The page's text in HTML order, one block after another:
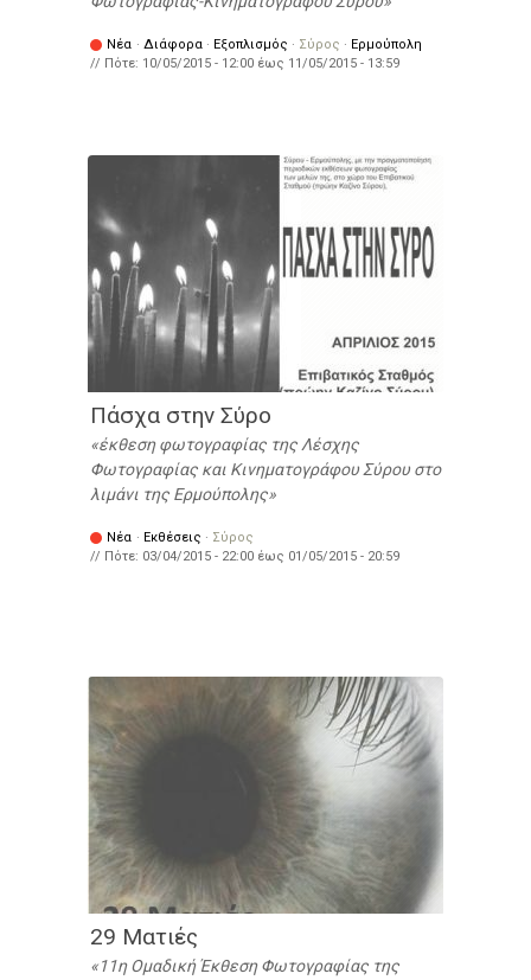
Νέα · Διάφορα · Εξοπλισμός · Σύρος · Ερμούπολη
// Πότε: 10/05/2015 - 12:00 έως 11/05/2015 - 13:59
Πάσχα στην Σύρο
έκθεση φωτογραφίας της Λέσχης
Φωτογραφίας και Κινηματογράφου Σύρου στο
λιμάνι της Ερμούπολης
Νέα · Εκθέσεις · Σύρος
// Πότε: 03/04/2015 - 22:00 έως 01/05/2015 - 20:59
29 Ματιές
11η Ομαδική Έκθεση Φωτογραφίας της